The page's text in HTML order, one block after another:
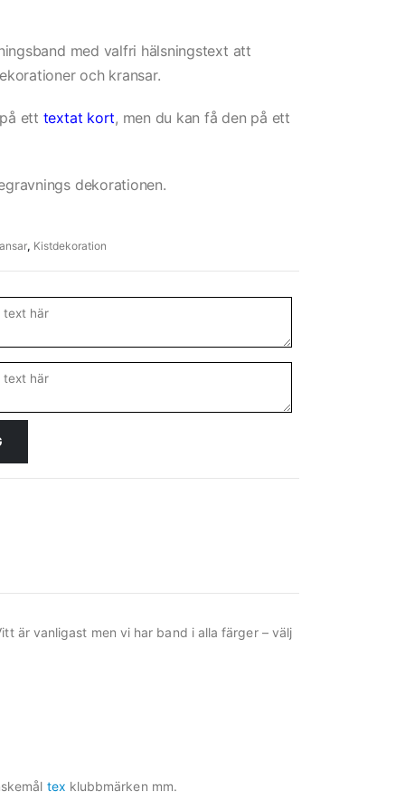
med valfri hälsningstext att
och kransar.
ett textat kort, men du kan få den på ett
dekorationen.
, Kistdekoration
är vanligast men vi har band i alla färger – välj
tex klubbmärken mm.